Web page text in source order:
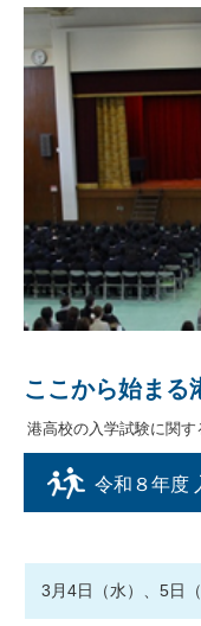
ここから始まる
港高校の入学試験に関
令和８年度
3月4日（水）、5日